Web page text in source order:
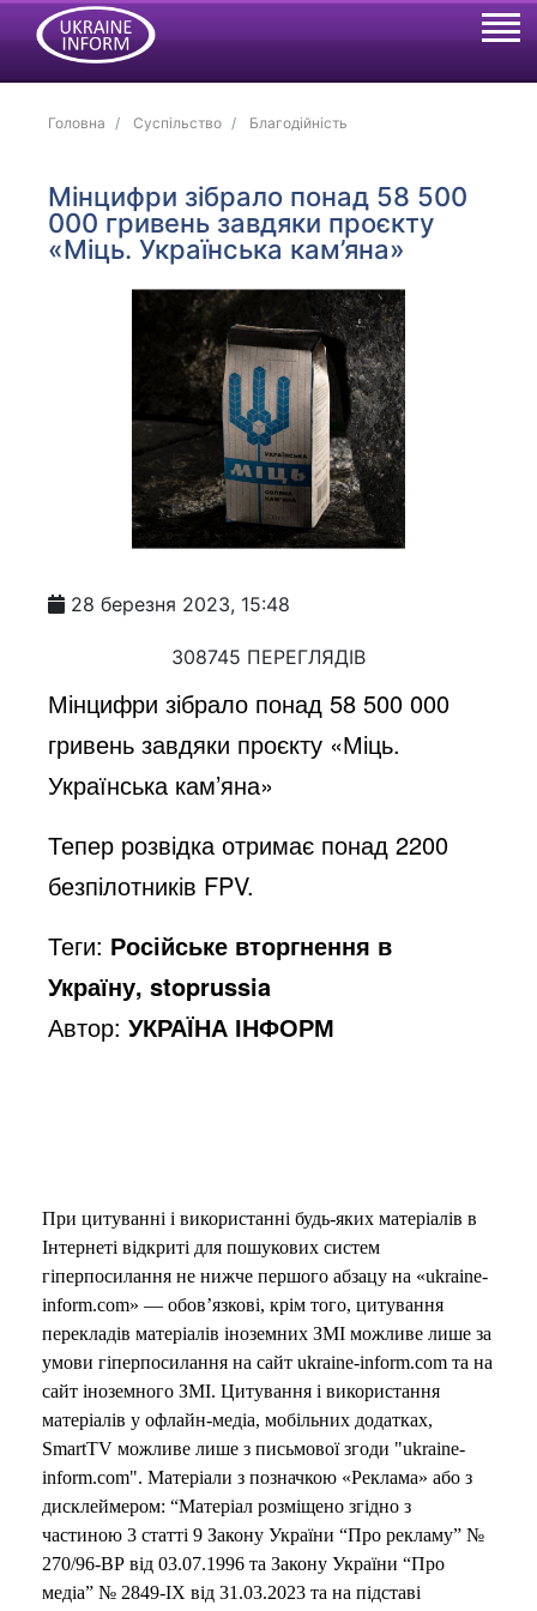
Головна Суспільство Благодійність
Мінцифри зібрало понад 58 500
000 гривень завдяки проєкту
«Міць. Українська кам’яна»
28 березня 2023, 15:48
308745 ПЕРЕГЛЯДІВ
Мінцифри зібрало понад 58 500 000
гривень завдяки проєкту «Міць.
Українська кам’яна»
Тепер розвідка отримає понад 2200
безпілотників FPV.
Теги: Російське вторгнення в
Україну, stoprussia
Автор:УКРАЇНА ІНФОРМ
При цитуванні і використанні будь-яких матеріалів в
Інтернеті відкриті для пошукових систем
гіперпосилання не нижче першого абзацу на «ukraine-
inform.com» — обов’язкові, крім того, цитування
перекладів матеріалів іноземних ЗМІ можливе лише за
умови гіперпосилання на сайт ukraine-inform.com та на
сайт іноземного ЗМІ. Цитування і використання
матеріалів у офлайн-медіа, мобільних додатках,
SmartTV можливе лише з письмової згоди "ukraine-
inform.com". Матеріали з позначкою «Реклама» або з
дисклеймером: “Матеріал розміщено згідно з
частиною 3 статті 9 Закону України “Про рекламу” №
270/96-ВР від 03.07.1996 та Закону України “Про
медіа” № 2849-IX від 31.03.2023 та на підставі